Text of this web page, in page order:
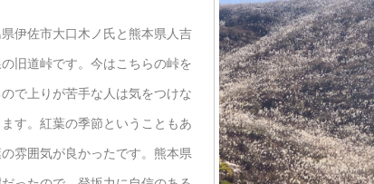
伊佐市大口木ノ氏と熊本県人吉
旧道峠です。今はこちらの峠を
で上りが苦手な人は気をつけな
す。紅葉の季節ということもあ
雰囲気が良かったです。熊本県